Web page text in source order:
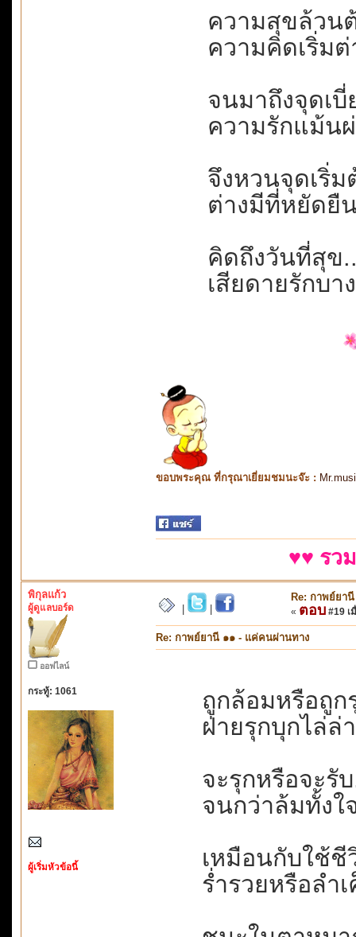
ความสุขล้วน
ความคิดเริ่ม
จนมาถึงจุดเ
ความรักแม้น
จึงหวนจุดเริ่
ต่างมีที่หยัดยื
คิดถึงวันที่สุข
เสียดายรักบ
ขอบพระคุณ ที่กรุณาเยี่ยมชมนะจ๊ะ :
♥♥ รว
พิกุลแก้ว
ผู้ดูแลบอร์ด
ออฟไลน์
กระทู้: 1061
ผู้เริ่มหัวข้อนี้
Re: กาพย์ยา
« ตอบ #19 เ
Re: กาพย์ยานี ๑๑ - แค่คนผ่านทาง
ถูกล้อมหรือถูก
ฝ่ายรุกบุกไล่ล่
จะรุกหรือจะรั
จนกว่าล้มทั้งใ
เหมือนกับใช้ชี
ร่ำรวยหรือลำ